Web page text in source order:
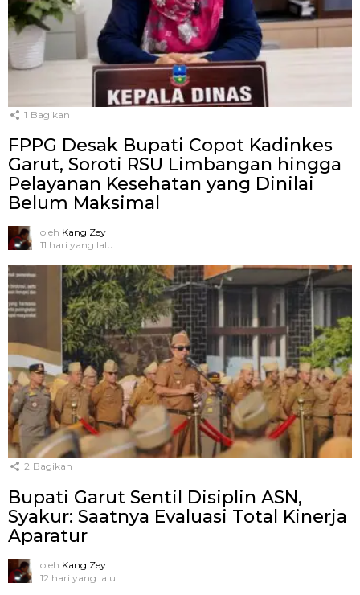
1 Bagikan
FPPG Desak Bupati Copot Kadinkes
Garut, Soroti RSU Limbangan hingga
Pelayanan Kesehatan yang Dinilai
Belum Maksimal
oleh Kang Zey
11 hari yang lalu
2 Bagikan
Bupati Garut Sentil Disiplin ASN,
Syakur: Saatnya Evaluasi Total Kinerja
Aparatur
oleh Kang Zey
12 hari yang lalu